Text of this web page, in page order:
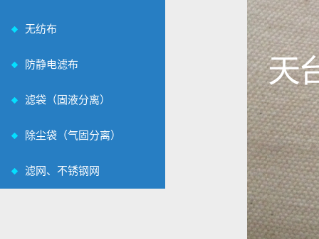
无纺布
防静电滤布
滤袋（固液分离）
除尘袋（气固分离）
滤网、不锈钢网